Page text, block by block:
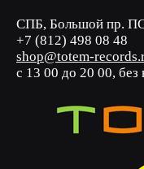
СПБ, Большой пр.
+7 (812) 498 08 48
shop@totem-
с 13 00 до 20 00,